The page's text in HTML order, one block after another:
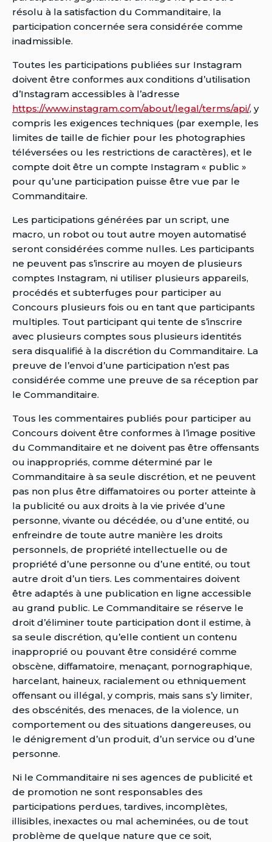
résolu à la satisfaction du Commanditaire, la
participation concernée sera considérée comme
inadmissible.
Toutes les participations publiées sur Instagram
doivent être conformes aux conditions d’utilisation
d’Instagram accessibles à l’adresse
https://www.instagram.com/about/legal/terms/api/, y
compris les exigences techniques (par exemple, les
limites de taille de fichier pour les photographies
téléversées ou les restrictions de caractères), et le
compte doit être un compte Instagram « public »
pour qu’une participation puisse être vue par le
Commanditaire.
Les participations générées par un script, une
macro, un robot ou tout autre moyen automatisé
seront considérées comme nulles. Les participants
ne peuvent pas s’inscrire au moyen de plusieurs
comptes Instagram, ni utiliser plusieurs appareils,
procédés et subterfuges pour participer au
Concours plusieurs fois ou en tant que participants
multiples. Tout participant qui tente de s’inscrire
avec plusieurs comptes sous plusieurs identités
sera disqualifié à la discrétion du Commanditaire. La
preuve de l’envoi d’une participation n’est pas
considérée comme une preuve de sa réception par
le Commanditaire.
Tous les commentaires publiés pour participer au
Concours doivent être conformes à l’image positive
du Commanditaire et ne doivent pas être offensants
ou inappropriés, comme déterminé par le
Commanditaire à sa seule discrétion, et ne peuvent
pas non plus être diffamatoires ou porter atteinte à
la publicité ou aux droits à la vie privée d’une
personne, vivante ou décédée, ou d’une entité, ou
enfreindre de toute autre manière les droits
personnels, de propriété intellectuelle ou de
propriété d’une personne ou d’une entité, ou tout
autre droit d’un tiers. Les commentaires doivent
être adaptés à une publication en ligne accessible
au grand public. Le Commanditaire se réserve le
droit d’éliminer toute participation dont il estime, à
sa seule discrétion, qu’elle contient un contenu
inapproprié ou pouvant être considéré comme
obscène, diffamatoire, menaçant, pornographique,
harcelant, haineux, racialement ou ethniquement
offensant ou illégal, y compris, mais sans s’y limiter,
des obscénités, des menaces, de la violence, un
comportement ou des situations dangereuses, ou
le dénigrement d’un produit, d’un service ou d’une
personne.
Ni le Commanditaire ni ses agences de publicité et
de promotion ne sont responsables des
participations perdues, tardives, incomplètes,
illisibles, inexactes ou mal acheminées, ou de tout
problème de quelque nature que ce soit,